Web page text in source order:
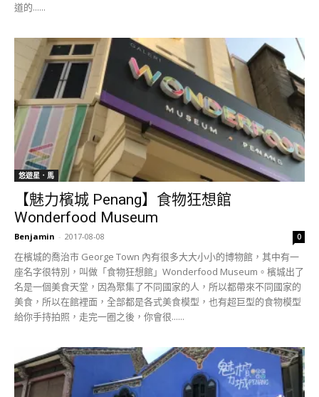
道的......
悠遊星．馬
【魅力檳城 Penang】食物狂想館
Wonderfood Museum
Benjamin - 2017-08-08 0
在檳城的喬治市 George Town 內有很多大大小小的博物館，其中有一
座名字很特別，叫做「食物狂想館」Wonderfood Museum。檳城出了
名是一個美食天堂，因為聚集了不同國家的人，所以都帶來不同國家的
美食，所以在館裡面，全部都是各式美食模型，也有超巨型的食物模型
給你手持拍照，走完一圈之後，你會很......